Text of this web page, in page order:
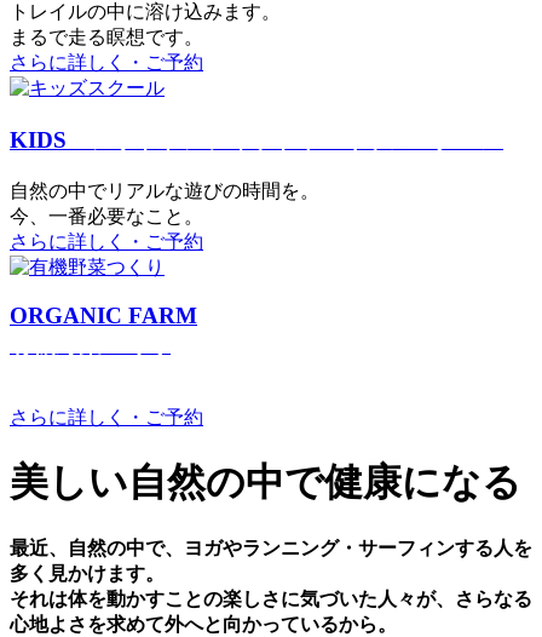
トレイルの中に溶け込みます。
まるで⾛る瞑想です。
さらに詳しく・ご予約
KIDS
⾃然の中でリアルな遊びの時間を。
今、⼀番必要なこと。
さらに詳しく・ご予約
ORGANIC FARM
さらに詳しく・ご予約
美しい⾃然の中で健康になる
最近、⾃然の中で、ヨガやランニング・サーフィンする⼈を
多く⾒かけます。
それは体を動かすことの楽しさに気づいた⼈々が、さらなる
⼼地よさを求めて外へと向かっているから。